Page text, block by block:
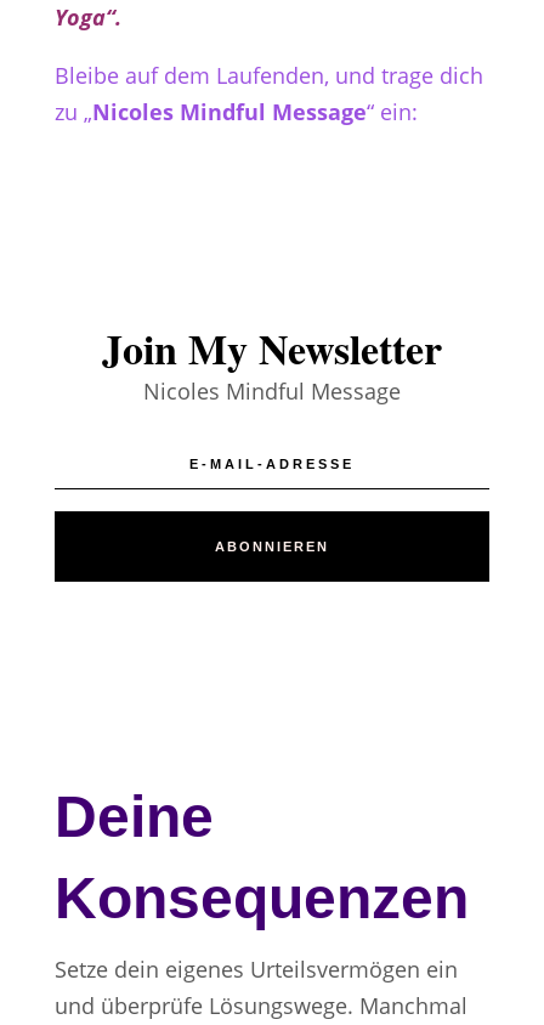
Yoga“.
Bleibe auf dem Laufenden, und trage dich
zu „Nicoles Mindful Message“ ein:
Join My Newsletter
Nicoles Mindful Message
ABONNIEREN
Deine
Konsequenzen
Setze dein eigenes Urteilsvermögen ein
und überprüfe Lösungswege. Manchmal